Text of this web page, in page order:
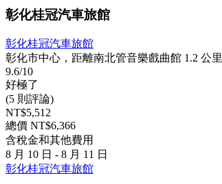
彰化桂冠汽車旅館
彰化桂冠汽車旅館
彰化市中心，距離南北管音樂戲曲館 1.2 公里
9.6/10
好極了
(5 則評論)
NT$5,512
總價 NT$6,366
含稅金和其他費用
8 月 10 日 - 8 月 11 日
彰化桂冠汽車旅館